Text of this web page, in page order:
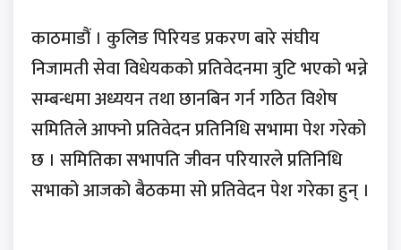
काठमाडौं । कुलिङ पिरियड प्रकरण बारे संघीय
निजामती सेवा विधेयकको प्रतिवेदनमा त्रुटि भएको भन्ने
सम्बन्धमा अध्ययन तथा छानबिन गर्न गठित विशेष
समितिले आफ्नो प्रतिवेदन प्रतिनिधि सभामा पेश गरेको
छ । समितिका सभापति जीवन परियारले प्रतिनिधि
सभाको आजको बैठकमा सो प्रतिवेदन पेश गरेका हुन् ।